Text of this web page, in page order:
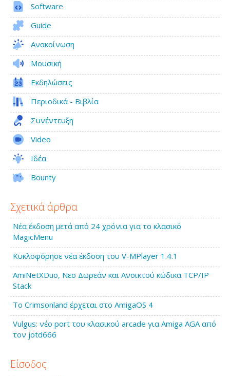
Software
Guide
Ανακοίνωση
Μουσική
Εκδηλώσεις
Περιοδικά - Βιβλία
Συνέντευξη
Video
Ιδέα
Bounty
Σχετικά άρθρα
Νέα έκδοση μετά από 24 χρόνια για το κλασικό
MagicMenu
Κυκλοφόρησε νέα έκδοση του V-MPlayer 1.4.1
AmiNetXDuo, Νεο Δωρεάν και Ανοικτού κώδικα TCP/IP
Stack
Το Crimsonland έρχεται στο AmigaOS 4
Vulgus: νέο port του κλασικού arcade για Amiga AGA από
τον jotd666
Είσοδος